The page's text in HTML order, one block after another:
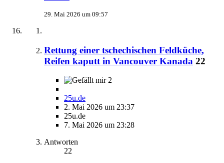
29. Mai 2026 um 09:57
Rettung einer tschechischen Feldküche,
Reifen kaputt in Vancouver Kanada 22
2
25u.de
2. Mai 2026 um 23:37
25u.de
7. Mai 2026 um 23:28
Antworten
22